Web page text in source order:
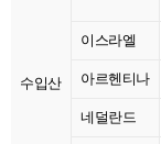
수입산
이스라엘
아르헨티나
네덜란드